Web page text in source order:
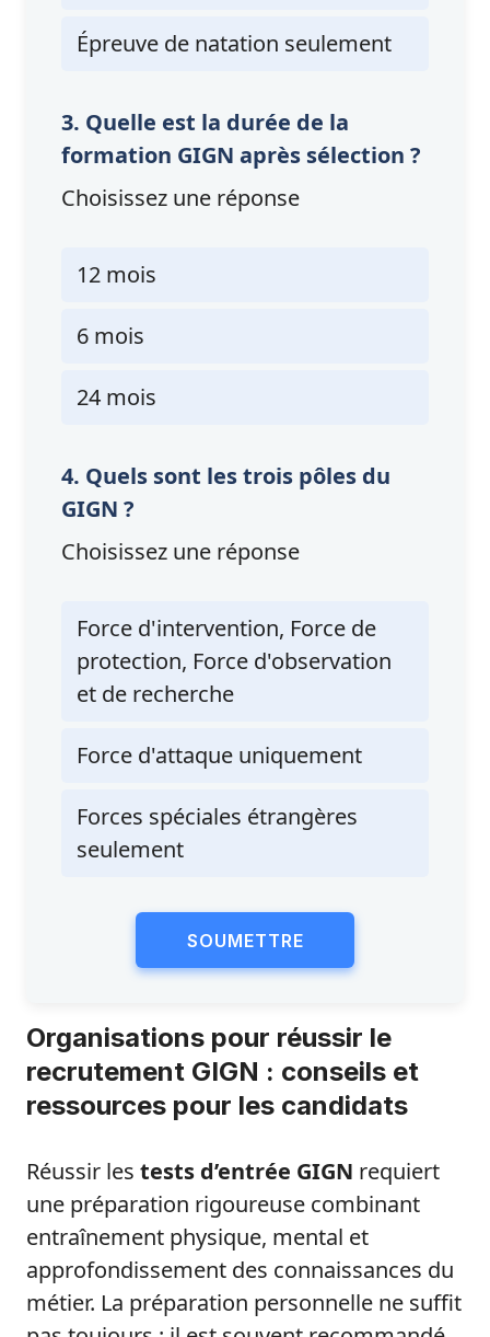
Épreuve de natation seulement
3. Quelle est la durée de la
formation GIGN après sélection ?
Choisissez une réponse
12 mois
6 mois
24 mois
4. Quels sont les trois pôles du
GIGN ?
Choisissez une réponse
Force d'intervention, Force de
protection, Force d'observation
et de recherche
Force d'attaque uniquement
Forces spéciales étrangères
seulement
SOUMETTRE
Organisations pour réussir le
recrutement GIGN : conseils et
ressources pour les candidats
Réussir les tests d’entrée GIGN requiert
une préparation rigoureuse combinant
entraînement physique, mental et
approfondissement des connaissances du
métier. La préparation personnelle ne suffit